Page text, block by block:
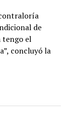
de
tengo el
concluyó la